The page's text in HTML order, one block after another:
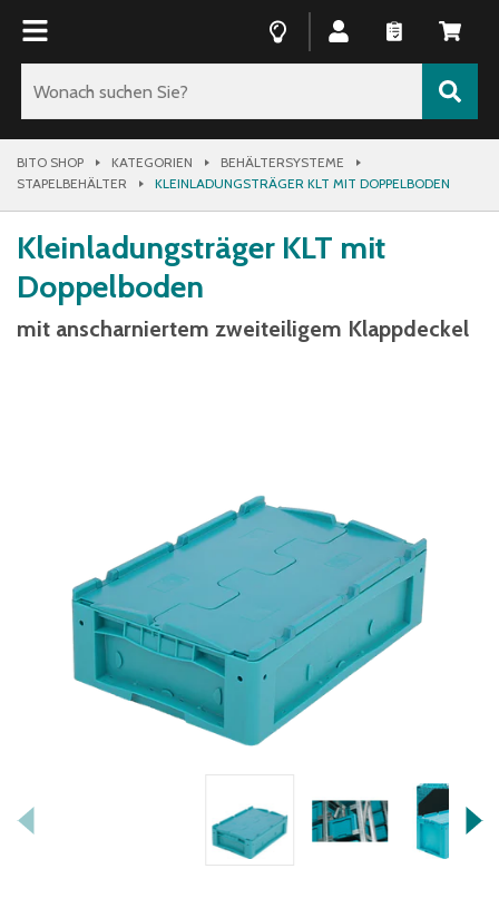
BITO SHOP KATEGORIEN
BEHÄLTERSYSTEME
STAPELBEHÄLTER
KLEINLADUNGSTRÄGER KLT MIT DOPPELBODEN
Kleinladungsträger KLT mit
Doppelboden
mit anscharniertem zweiteiligem Klappdeckel